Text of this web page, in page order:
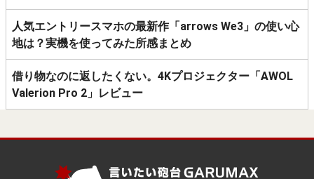
人気エントリースマホの最新作「arrows We3」の使い心
地は？実機を使ってみた所感まとめ
借り物なのに返したくない。4Kプロジェクター「AWOL
Valerion Pro 2」レビュー